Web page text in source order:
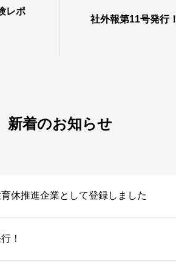
レポ
社外報第11号発行！
新着のお知らせ
休推進企業として登録しました
！